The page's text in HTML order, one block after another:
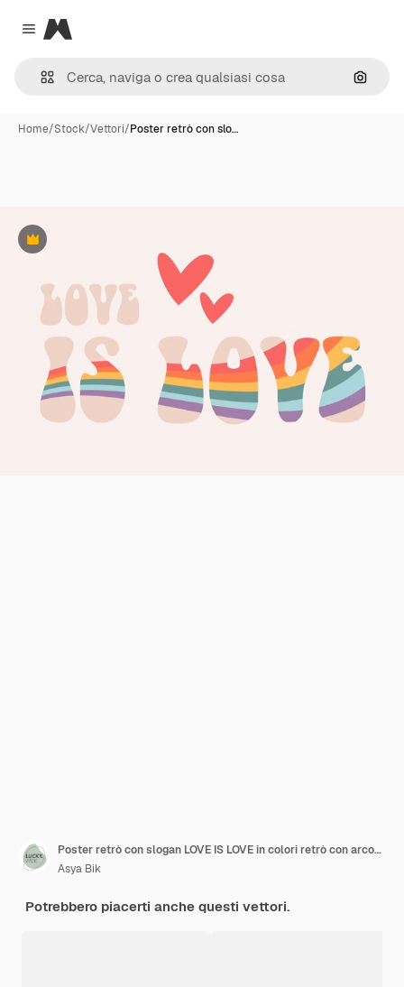
Close menu
Magnific
Cerca
Home/Stock/Vettori/Poster retrò con slo…
Premium
Poster retrò con slogan LOVE IS LOVE in colori retrò con arcobaleno lgbt Stampa vettoriale per poster adesivo tshirt Concetto retrò LGBT
Asya Bik
Potrebbero piacerti anche questi vettori.